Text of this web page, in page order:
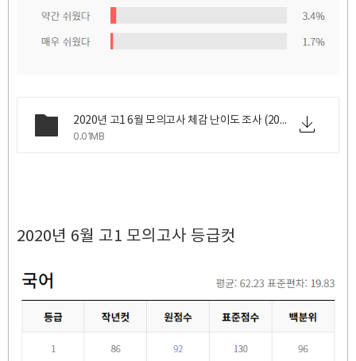
2020년 고1 6월 모의고사 체감 난이도 조사 (2020년 6월 18일 목요일 시행).png
0.01MB
2020년 6월 고1 모의고사 등급컷